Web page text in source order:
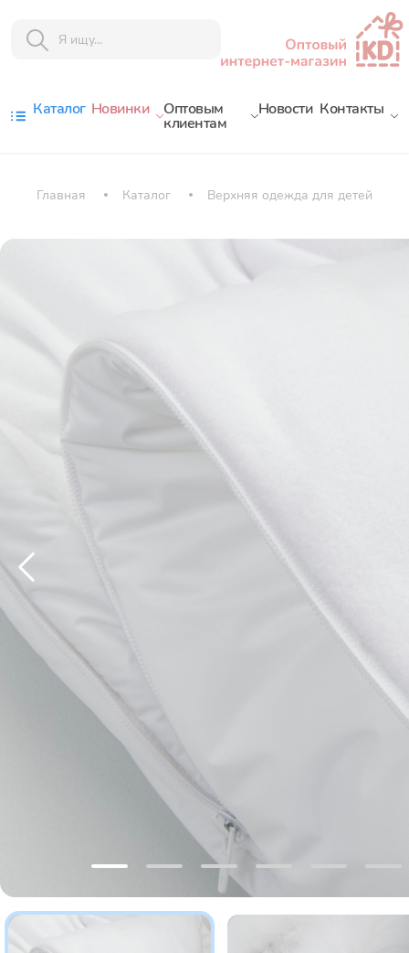
Каталог Новинки Оптовым
клиентам
Новости Контакты
Главная Каталог Верхняя одежда для детей